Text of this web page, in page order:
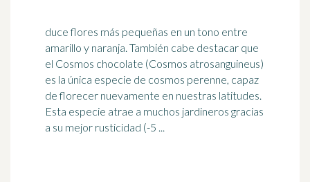
duce flores más pequeñas en un tono entre
amarillo y naranja. También cabe destacar que
el Cosmos chocolate (Cosmos atrosanguineus)
es la única especie de cosmos perenne, capaz
de florecer nuevamente en nuestras latitudes.
Esta especie atrae a muchos jardineros gracias
a su mejor rusticidad (-5 ...